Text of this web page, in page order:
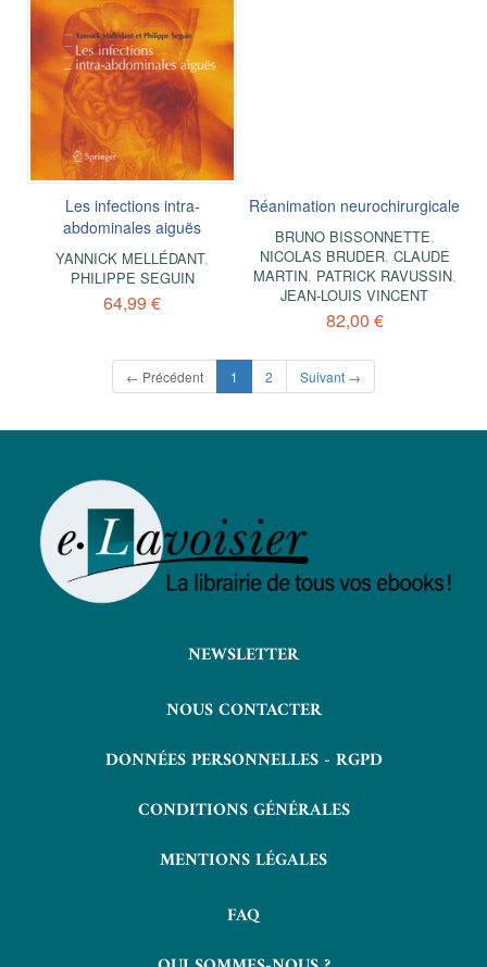
Les infections intra-
abdominales aiguës
YANNICK MELLÉDANT,
PHILIPPE SEGUIN
64,99 €
Réanimation neurochirurgicale
BRUNO BISSONNETTE,
NICOLAS BRUDER, CLAUDE
MARTIN, PATRICK RAVUSSIN,
JEAN-LOUIS VINCENT
82,00 €
← Précédent 1 (current)
2 Suivant →
NEWSLETTER
NOUS CONTACTER
DONNÉES PERSONNELLES - RGPD
CONDITIONS GÉNÉRALES
MENTIONS LÉGALES
FAQ